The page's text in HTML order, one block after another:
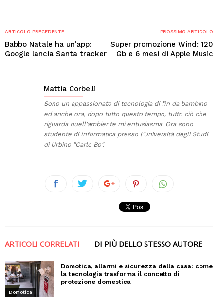
ARTICOLO PRECEDENTE
Babbo Natale ha un’app:
Google lancia Santa tracker
PROSSIMO ARTICOLO
Super promozione Wind: 120
Gb e 6 mesi di Apple Music
Mattia Corbelli
Sono un appassionato di tecnologia di fin da bambino
ed anche ora, dopo tutto questo tempo, tutto ciò che
riguarda quell'ambiente mi entusiasma. Ora sono
studente di Informatica presso l'Università degli Studi
di Urbino "Carlo Bo".
ARTICOLI CORRELATI DI PIÙ DELLO STESSO AUTORE
Domotica
Domotica, allarmi e sicurezza della casa: come
la tecnologia trasforma il concetto di
protezione domestica